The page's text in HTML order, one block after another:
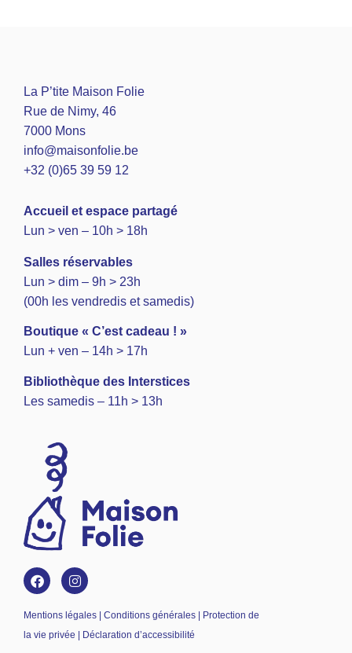
La P’tite Maison Folie
Rue de Nimy, 46
7000 Mons
info@maisonfolie.be
+32 (0)65 39 59 12
Accueil et espace partagé
Lun > ven – 10h > 18h
Salles réservables
Lun > dim – 9h > 23h
(00h les vendredis et samedis)
Boutique « C’est cadeau ! »
Lun + ven – 14h > 17h
Bibliothèque des Interstices
Les samedis – 11h > 13h
Mentions légales | Conditions générales | Protection de
la vie privée | Déclaration d’accessibilité